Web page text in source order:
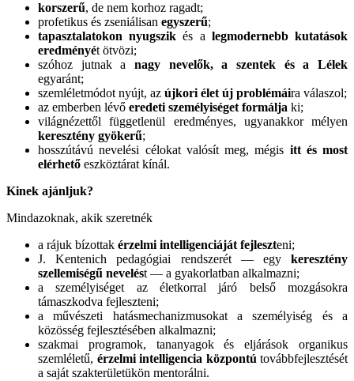
korszerű, de nem korhoz ragadt;
profetikus és zseniálisan egyszerű;
tapasztalatokon nyugszik és a legmodernebb kutatások
eredményét ötvözi;
szóhoz jutnak a nagy nevelők, a szentek és a Lélek
egyaránt;
szemléletmódot nyújt, az újkori élet új problémáira válaszol;
az emberben lévő eredeti személyiséget formálja ki;
világnézettől függetlenül eredményes, ugyanakkor mélyen
keresztény gyökerű;
hosszútávú nevelési célokat valósít meg, mégis itt és most
elérhető eszköztárat kínál.
Kinek ajánljuk?
Mindazoknak, akik szeretnék
a rájuk bízottak érzelmi intelligenciáját fejleszteni;
J. Kentenich pedagógiai rendszerét — egy keresztény
szellemiségű nevelést — a gyakorlatban alkalmazni;
a személyiséget az életkorral járó belső mozgásokra
támaszkodva fejleszteni;
a művészeti hatásmechanizmusokat a személyiség és a
közösség fejlesztésében alkalmazni;
szakmai programok, tananyagok és eljárások organikus
szemléletű, érzelmi intelligencia központú továbbfejlesztését
a saját szakterületükön mentorálni.